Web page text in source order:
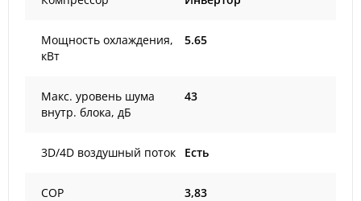
Мощность охлаждения,
кВт
5.65
Макс. уровень шума
внутр. блока, дБ
43
3D/4D воздушный поток Есть
COP 3,83